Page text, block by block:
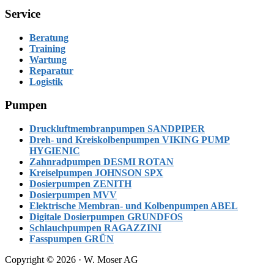
Service
Beratung
Training
Wartung
Reparatur
Logistik
Pumpen
Druckluftmembranpumpen SANDPIPER
Dreh- und Kreiskolbenpumpen VIKING PUMP
HYGIENIC
Zahnradpumpen DESMI ROTAN
Kreiselpumpen JOHNSON SPX
Dosierpumpen ZENITH
Dosierpumpen MVV
Elektrische Membran- und Kolbenpumpen ABEL
Digitale Dosierpumpen GRUNDFOS
Schlauchpumpen RAGAZZINI
Fasspumpen GRÜN
Copyright © 2026 · W. Moser AG